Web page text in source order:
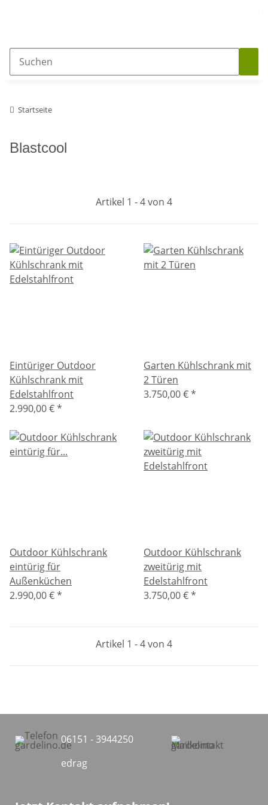
Startseite
Blastcool
Artikel 1 - 4 von 4
Eintüriger Outdoor
Kühlschrank mit
Edelstahlfront
2.990,00 €*
Garten Kühlschrank mit
2 Türen
3.750,00 €*
Outdoor Kühlschrank
eintürig für
Außenküchen
2.990,00 €*
Outdoor Kühlschrank
zweitürig mit
Edelstahlfront
3.750,00 €*
Artikel 1 - 4 von 4
06151 - 3944250
edrag